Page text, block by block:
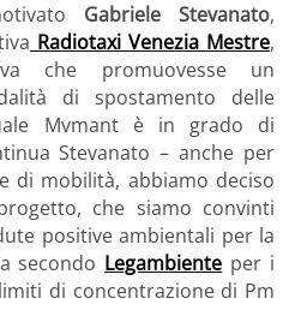
Gabriele Stevanato,
Radiotaxi Venezia Mestre,
che promuovesse un
di spostamento delle
Mvmant è in grado di
Stevanato – anche per
di mobilità, abbiamo deciso
che siamo convinti
positive ambientali per la
secondo Legambiente per i
di concentrazione di Pm